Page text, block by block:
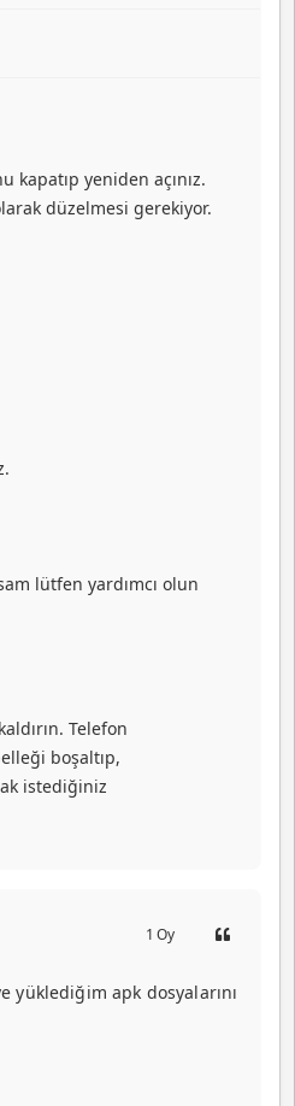
yeniden açınız.
düzelmesi gerekiyor.
lütfen yardımcı olun
Telefon
boşaltıp,
istediğiniz
1 Oy
yüklediğim apk dosyalarını